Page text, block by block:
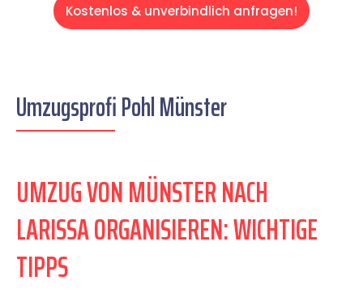
Kostenlos & unverbindlich anfragen!
Umzugsprofi Pohl Münster
UMZUG VON MÜNSTER NACH
LARISSA ORGANISIEREN: WICHTIGE
TIPPS